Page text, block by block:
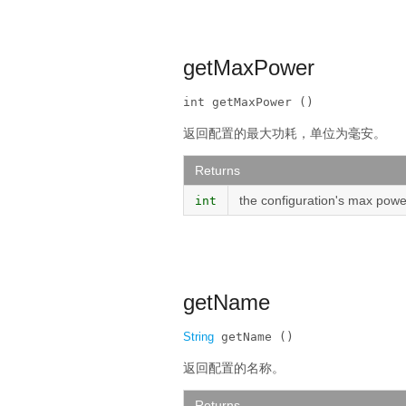
getMaxPower
int getMaxPower ()
返回配置的最大功耗，单位为毫安。
Returns
int the configuration's max
getName
String getName ()
返回配置的名称。